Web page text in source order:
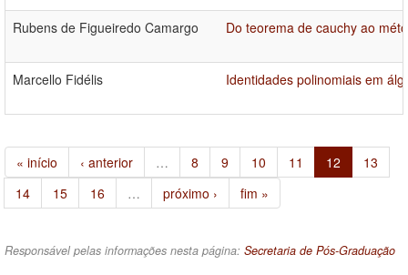
Rubens de Figueiredo Camargo Do teorema de cauchy ao
Marcello Fidélis Identidades polinomiais em
« início ‹ anterior … 8 9 10 11 12
13
14
15 16 … próximo › fim »
Responsável pelas informações nesta página: Secretaria de Pós-Graduação